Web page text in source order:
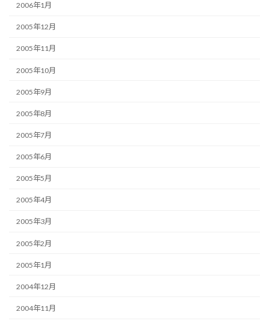
2006年1月
2005年12月
2005年11月
2005年10月
2005年9月
2005年8月
2005年7月
2005年6月
2005年5月
2005年4月
2005年3月
2005年2月
2005年1月
2004年12月
2004年11月